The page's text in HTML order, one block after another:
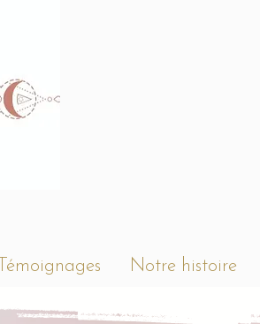
Témoignages Notre histoire